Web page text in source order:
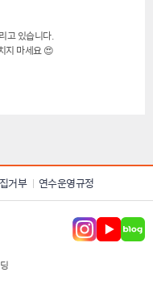
고 있습니다.
지 마세요 😍
거부 연수운영규정